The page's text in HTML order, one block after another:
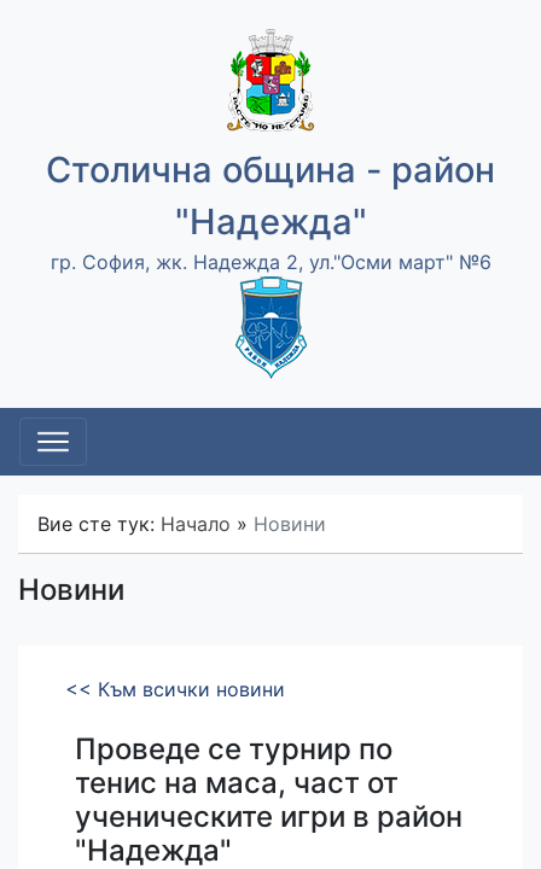
Столична община - район
"Надежда"
гр. София, жк. Надежда 2, ул."Осми март" №6
Вие сте тук: Начало » Новини
Новини
<< Към всички новини
Проведе се турнир по
тенис на маса, част от
ученическите игри в район
"Надежда"